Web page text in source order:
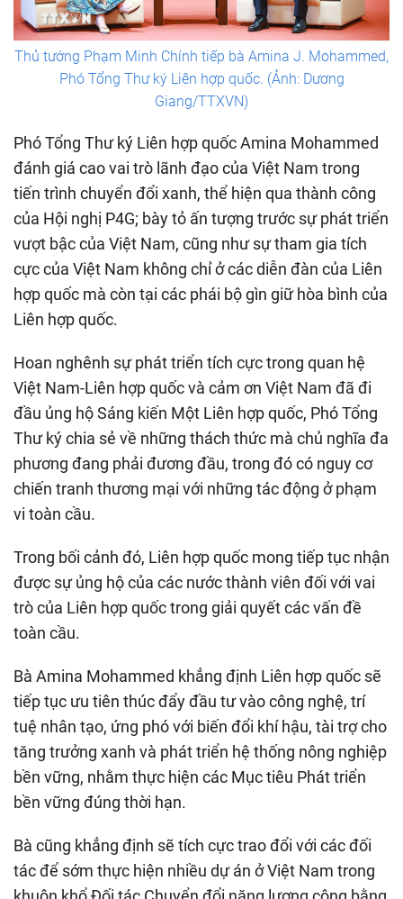
Thủ tướng Phạm Minh Chính tiếp bà Amina J. Mohammed,
Phó Tổng Thư ký Liên hợp quốc. (Ảnh: Dương
Giang/TTXVN)
Phó Tổng Thư ký Liên hợp quốc Amina Mohammed
đánh giá cao vai trò lãnh đạo của Việt Nam trong
tiến trình chuyển đổi xanh, thể hiện qua thành công
của Hội nghị P4G; bày tỏ ấn tượng trước sự phát triển
vượt bậc của Việt Nam, cũng như sự tham gia tích
cực của Việt Nam không chỉ ở các diễn đàn của Liên
hợp quốc mà còn tại các phái bộ gìn giữ hòa bình của
Liên hợp quốc.
Hoan nghênh sự phát triển tích cực trong quan hệ
Việt Nam-Liên hợp quốc và cảm ơn Việt Nam đã đi
đầu ủng hộ Sáng kiến Một Liên hợp quốc, Phó Tổng
Thư ký chia sẻ về những thách thức mà chủ nghĩa đa
phương đang phải đương đầu, trong đó có nguy cơ
chiến tranh thương mại với những tác động ở phạm
vi toàn cầu.
Trong bối cảnh đó, Liên hợp quốc mong tiếp tục nhận
được sự ủng hộ của các nước thành viên đối với vai
trò của Liên hợp quốc trong giải quyết các vấn đề
toàn cầu.
Bà Amina Mohammed khẳng định Liên hợp quốc sẽ
tiếp tục ưu tiên thúc đẩy đầu tư vào công nghệ, trí
tuệ nhân tạo, ứng phó với biến đổi khí hậu, tài trợ cho
tăng trưởng xanh và phát triển hệ thống nông nghiệp
bền vững, nhằm thực hiện các Mục tiêu Phát triển
bền vững đúng thời hạn.
Bà cũng khẳng định sẽ tích cực trao đổi với các đối
tác để sớm thực hiện nhiều dự án ở Việt Nam trong